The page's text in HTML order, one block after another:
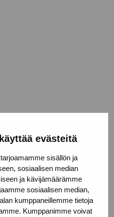
evästeitä
sisällön ja
sosiaalisen median
ja kävijämäärämme
sosiaalisen median,
kumppaneillemme tietoja
Kumppanimme voivat
om aktuella
evenemang